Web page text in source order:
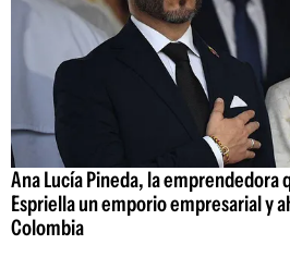
Ana Lucía Pineda, la emprendedora
Espriella un emporio empresarial y
Colombia